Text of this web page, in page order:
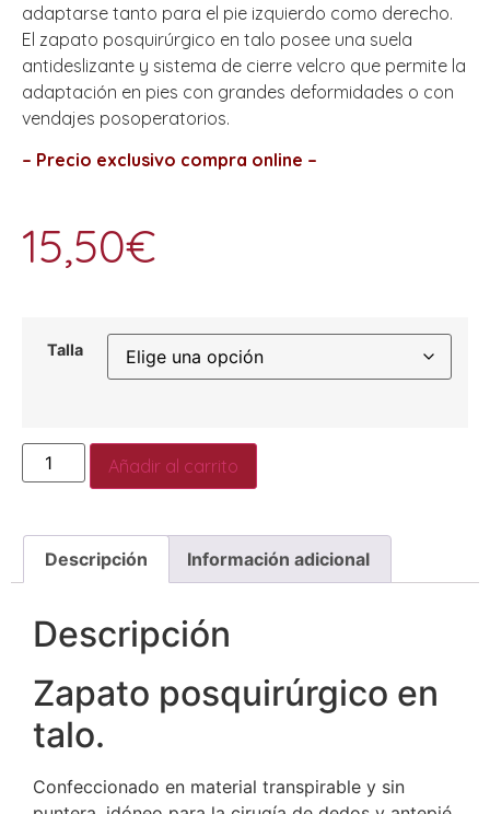
adaptarse tanto para el pie izquierdo como derecho.
El zapato posquirúrgico en talo posee una suela
antideslizante y sistema de cierre velcro que permite la
adaptación en pies con grandes deformidades o con
vendajes posoperatorios.
– Precio exclusivo compra online –
15,50€
Talla
Añadir al carrito
Descripción Información adicional
Descripción
Zapato posquirúrgico en
talo.
Confeccionado en material transpirable y sin